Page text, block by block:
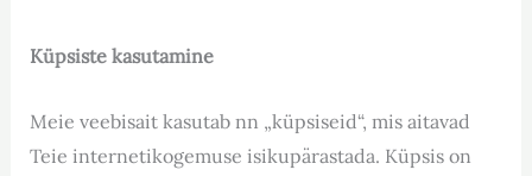
Küpsiste kasutamine
Meie veebisait kasutab nn „küpsiseid“, mis aitavad
Teie internetikogemuse isikupärastada. Küpsis on